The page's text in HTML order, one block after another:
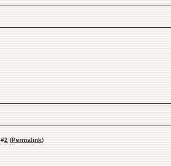
#2 (Permalink)